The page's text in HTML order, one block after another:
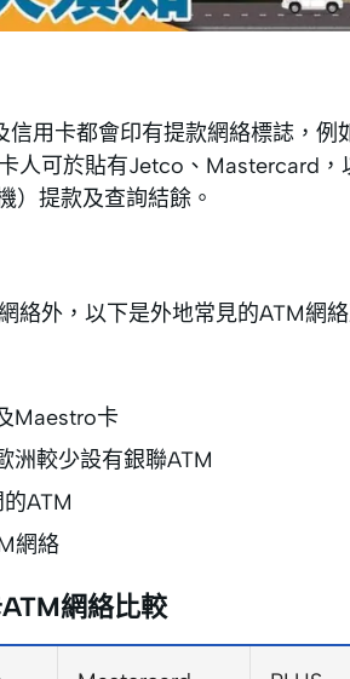
用卡都會印有提款網絡標誌，例
人可於貼有Jetco、Mastercard
）提款及查詢結餘。
絡外，以下是外地常見的ATM網絡
Maestro卡
洲較少設有銀聯ATM
ATM
網絡
網絡比較